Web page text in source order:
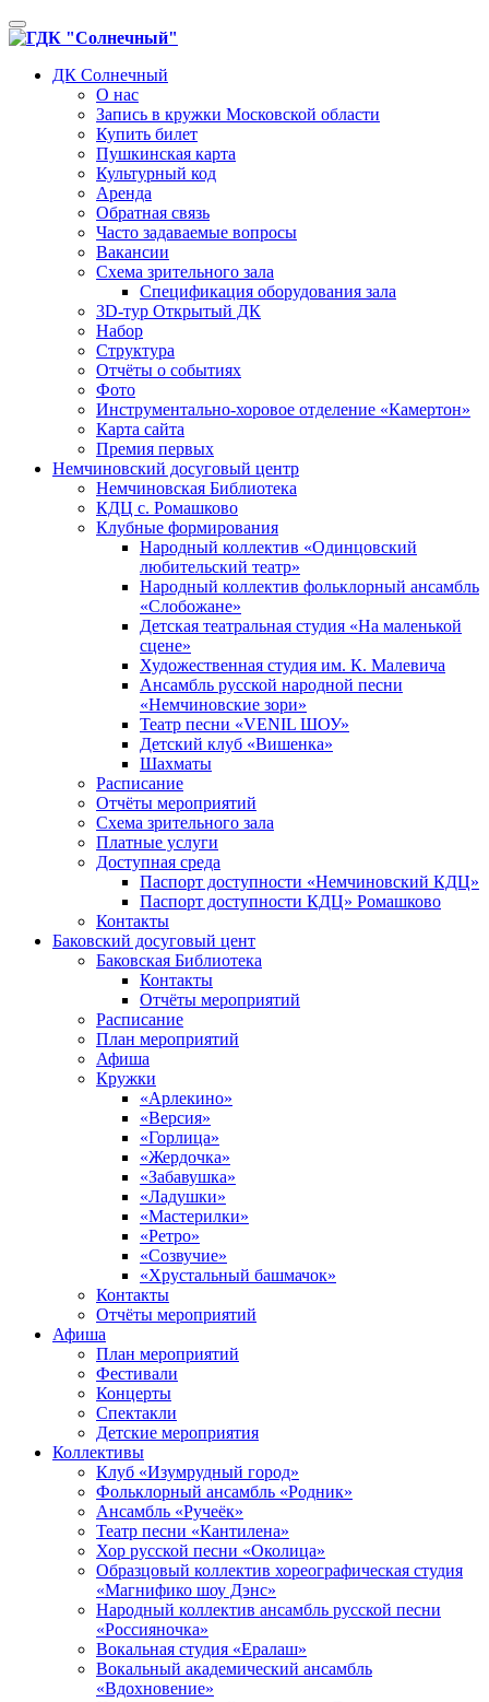
Toggle
navigation
ДК Солнечный
О нас
Запись в кружки Московской области
Купить билет
Пушкинская карта
Культурный код
Аренда
Обратная связь
Часто задаваемые вопросы
Вакансии
Схема зрительного зала
Спецификация оборудования зала
3D-тур Открытый ДК
Набор
Структура
Отчёты о событиях
Фото
Инструментально-хоровое отделение «Камертон»
Карта сайта
Премия первых
Немчиновский досуговый центр
Немчиновская Библиотека
КДЦ с. Ромашково
Клубные формирования
Народный коллектив «Одинцовский
любительский театр»
Народный коллектив фольклорный ансамбль
«Слобожане»
Детская театральная студия «На маленькой
сцене»
Художественная студия им. К. Малевича
Ансамбль русской народной песни
«Немчиновские зори»
Театр песни «VENIL ШОУ»
Детский клуб «Вишенка»
Шахматы
Расписание
Отчёты мероприятий
Схема зрительного зала
Платные услуги
Доступная среда
Паспорт доступности «Немчиновский КДЦ»
Паспорт доступности КДЦ» Ромашково
Контакты
Баковский досуговый цент
Баковская Библиотека
Контакты
Отчёты мероприятий
Расписание
План мероприятий
Афиша
Кружки
«Арлекино»
«Версия»
«Горлица»
«Жердочка»
«Забавушка»
«Ладушки»
«Мастерилки»
«Ретро»
«Созвучие»
«Хрустальный башмачок»
Контакты
Отчёты мероприятий
Афиша
План мероприятий
Фестивали
Концерты
Спектакли
Детские мероприятия
Коллективы
Клуб «Изумрудный город»
Фольклорный ансамбль «Родник»
Ансамбль «Ручеёк»
Театр песни «Кантилена»
Хор русской песни «Околица»
Образцовый коллектив хореографическая студия
«Магнифико шоу Дэнс»
Народный коллектив ансамбль русской песни
«Россияночка»
Вокальная студия «Ералаш»
Вокальный академический ансамбль
«Вдохновение»